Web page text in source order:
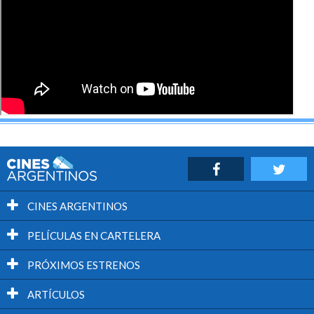
Reno.
El afinador pertenece a esa clase de producciones
terminan ofreciendo un entretenimiento mucho más
satisfactorio que varios de los grandes tanques de
Hollywood.
Será interesante ver cómo continúa la carrera de
Daniel Roher tras este prometedor debut en la ficción.
CINES ARGENTINOS
PELÍCULAS EN CARTELERA
PRÓXIMOS ESTRENOS
ARTÍCULOS